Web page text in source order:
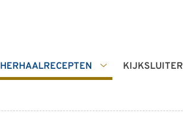
HERHAALRECEPTEN
Herhaalrecepten
KIJKSLUITER